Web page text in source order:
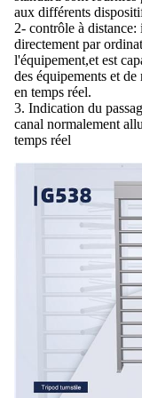
aux différents
2- contrôle à
directement par
l'équipement,et est
des équipements et
en temps réel.
3. Indication du
canal normalement
temps réel